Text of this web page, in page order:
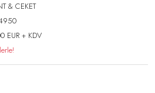
& CEKET
EUR + KDV